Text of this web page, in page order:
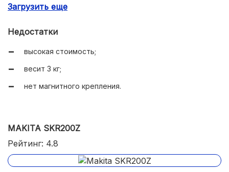
управление шириной сегмента и скоростью
Загрузить еще
Недостатки
высокая стоимость;
весит 3 кг;
нет магнитного крепления.
MAKITA SKR200Z
Рейтинг: 4.8